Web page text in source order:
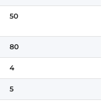
50
80
4
5